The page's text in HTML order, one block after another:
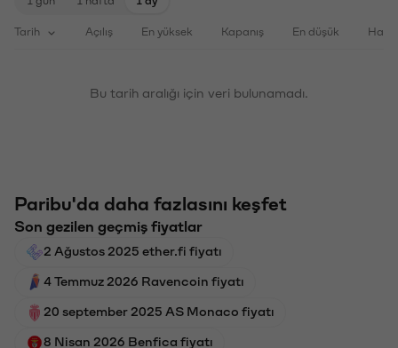
Tarih Açılış En yüksek Kapanış En düşük
Bu tarih aralığı için veri bulunamadı.
Paribu'da daha fazlasını keşfet
Son gezilen geçmiş fiyatlar
2 Ağustos 2025 ether.fi fiyatı
4 Temmuz 2026 Ravencoin fiyatı
20 september 2025 AS Monaco fiyatı
8 Nisan 2026 Benfica fiyatı